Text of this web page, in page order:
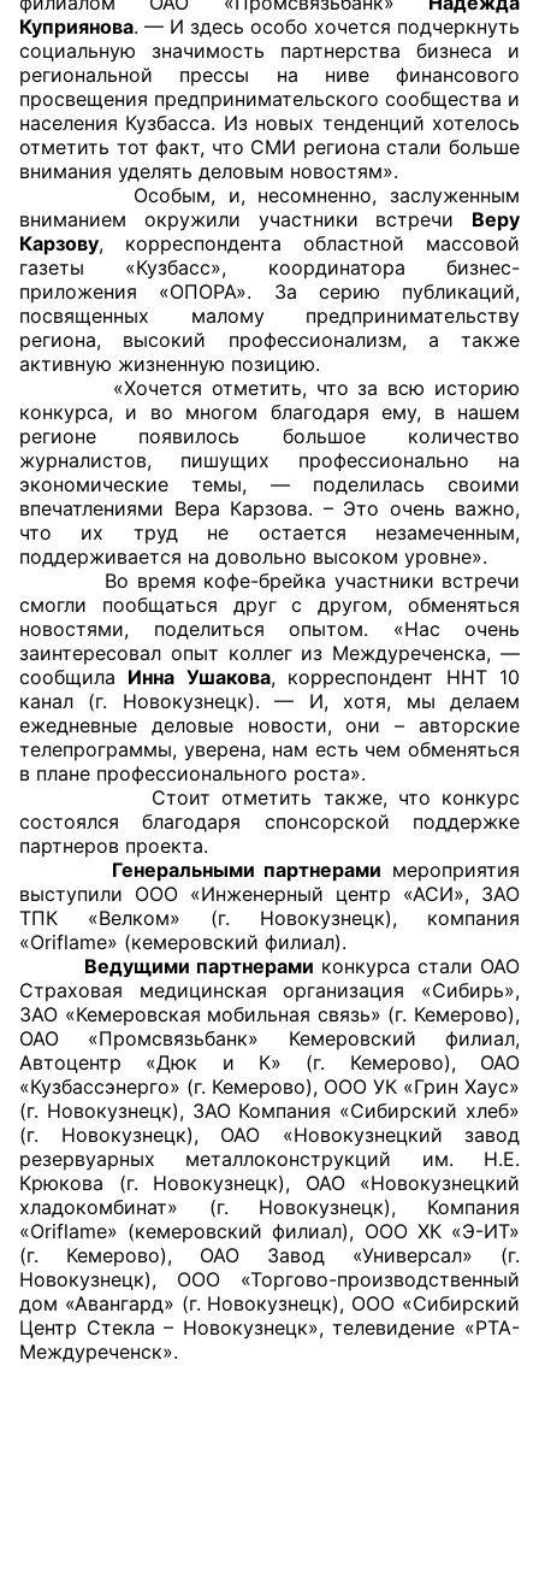
УСТАВ ГКУ “АППАРАТ ОП КО”
Доходы руководителя за 2024 г.
Куприянова. — И здесь особо хочется подчеркнуть
социальную значимость партнерства бизнеса и
региональной прессы на ниве финансового
просвещения предпринимательского сообщества и
населения Кузбасса. Из новых тенденций хотелось
отметить тот факт, что СМИ региона стали больше
внимания уделять деловым новостям».
Особым, и, несомненно, заслуженным
вниманием окружили участники встречи Веру
Карзову, корреспондента областной массовой
газеты «Кузбасс», координатора бизнес-
приложения «ОПОРА». За серию публикаций,
посвященных малому предпринимательству
региона, высокий профессионализм, а также
активную жизненную позицию.
«Хочется отметить, что за всю историю
конкурса, и во многом благодаря ему, в нашем
регионе появилось большое количество
журналистов, пишущих профессионально на
экономические темы, — поделилась своими
впечатлениями Вера Карзова. – Это очень важно,
что их труд не остается незамеченным,
поддерживается на довольно высоком уровне».
Во время кофе-брейка участники встречи
смогли пообщаться друг с другом, обменяться
новостями, поделиться опытом. «Нас очень
заинтересовал опыт коллег из Междуреченска, —
сообщила Инна Ушакова, корреспондент ННТ 10
канал (г. Новокузнецк). — И, хотя, мы делаем
ежедневные деловые новости, они – авторские
телепрограммы, уверена, нам есть чем обменяться
в плане профессионального роста».
Стоит отметить также, что конкурс
состоялся благодаря спонсорской поддержке
партнеров проекта.
Генеральными партнерами мероприятия
выступили ООО «Инженерный центр «АСИ», ЗАО
ТПК «Велком» (г. Новокузнецк), компания
«Oriflame» (кемеровский филиал).
Ведущими партнерами конкурса стали ОАО
Страховая медицинская организация «Сибирь»,
ЗАО «Кемеровская мобильная связь» (г. Кемерово),
ОАО «Промсвязьбанк» Кемеровский филиал,
Автоцентр «Дюк и К» (г. Кемерово), ОАО
«Кузбассэнерго» (г. Кемерово), ООО УК «Грин Хаус»
(г. Новокузнецк), ЗАО Компания «Сибирский хлеб»
(г. Новокузнецк), ОАО «Новокузнецкий завод
резервуарных металлоконструкций им. Н.Е.
Крюкова (г. Новокузнецк), ОАО «Новокузнецкий
хладокомбинат» (г. Новокузнецк), Компания
«Oriflame» (кемеровский филиал), ООО ХК «Э-ИТ»
(г. Кемерово), ОАО Завод «Универсал» (г.
Новокузнецк), ООО «Торгово-производственный
дом «Авангард» (г. Новокузнецк), ООО «Сибирский
Центр Стекла – Новокузнецк», телевидение «РТА-
Междуреченск».